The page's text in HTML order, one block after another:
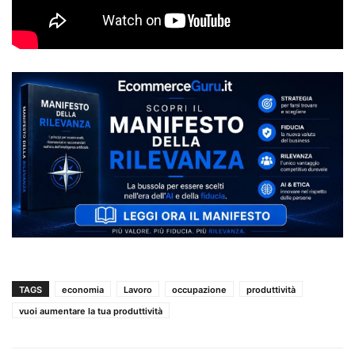
TAGS economia Lavoro occupazione
produttività
vuoi aumentare la tua produttività